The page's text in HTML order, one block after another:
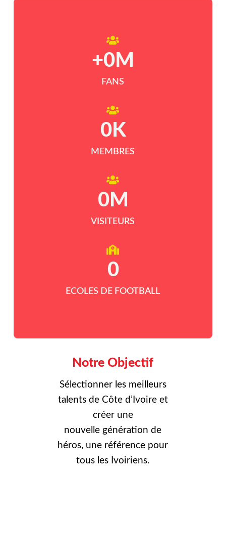
FANS
+0 M
MEMBRES
0K
VISITEURS
0M
ECOLES DE FOOTBALL
0
Notre Objectif
Sélectionner les meilleurs
talents de Côte d’Ivoire et
créer une
nouvelle génération de
héros, une référence pour
tous les Ivoiriens.